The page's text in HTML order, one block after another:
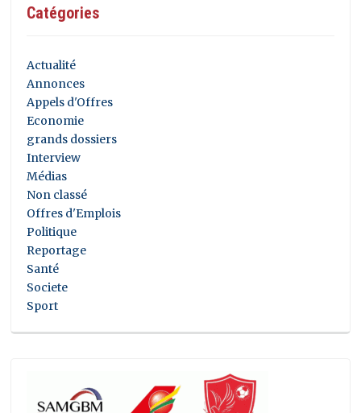
Catégories
Actualité
Annonces
Appels d'Offres
Economie
grands dossiers
Interview
Médias
Non classé
Offres d'Emplois
Politique
Reportage
Santé
Societe
Sport